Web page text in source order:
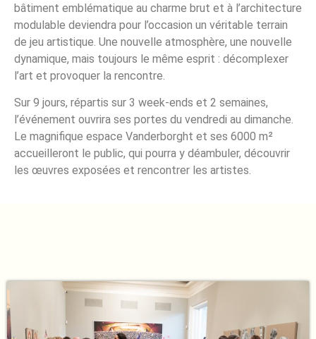
bâtiment emblématique au charme brut et à l’architecture
modulable deviendra pour l’occasion un véritable terrain
de jeu artistique. Une nouvelle atmosphère, une nouvelle
dynamique, mais toujours le même esprit : décomplexer
l’art et provoquer la rencontre.
Sur 9 jours, répartis sur 3 week-ends et 2 semaines,
l’événement ouvrira ses portes du vendredi au dimanche.
Le magnifique espace Vanderborght et ses 6000 m²
accueilleront le public, qui pourra y déambuler, découvrir
les œuvres exposées et rencontrer les artistes.